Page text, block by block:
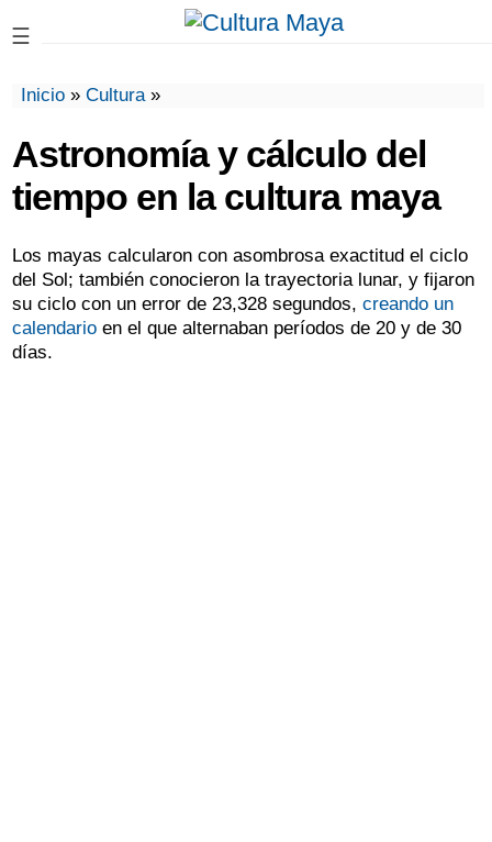
☰
Inicio» Cultura»
Astronomía y cálculo del
tiempo en la cultura maya
Los mayas calcularon con asombrosa exactitud el ciclo
del Sol; también conocieron la trayectoria lunar, y fijaron
su ciclo con un error de 23,328 segundos, creando un
calendarioen el que alternaban períodos de 20 y de 30
días.